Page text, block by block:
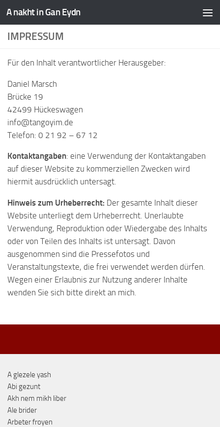
A nakht in Gan Eydn
IMPRESSUM
Für den Inhalt verantwortlicher Herausgeber:
Daniel Marsch
Brücke 19
42499 Hückeswagen
info@tangoyim.de
Telefon: 0 21 92 – 67 12
Kontaktangaben: eine Verwendung der Kontaktangaben
auf dieser Website zu kommerziellen Zwecken wird
hiermit ausdrücklich untersagt.
Hinweis zum Urheberrecht: Der gesamte Inhalt dieser
Website unterliegt dem Urheberrecht. Unerlaubte
Verwendung, Reproduktion oder Wiedergabe des Inhalts
oder von Teilen des Inhalts ist untersagt. Davon
ausgenommen sind die Pressefotos und
Veranstaltungstexte, die frei verwendet werden dürfen.
Wegen einer Erlaubnis zur Nutzung anderer Inhalte
wenden Sie sich bitte direkt an mich.
A glezele yash
Abi gezunt
Akh nem mikh liber
Ale brider
Arbeter froyen